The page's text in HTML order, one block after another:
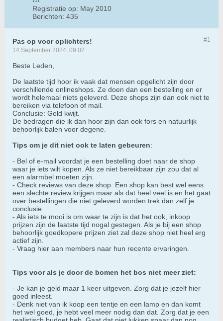
Registratie op: May 2010
Berichten: 435
#1
Pas op voor oplichters!
14 September 2024, 09:02
Beste Leden,
De laatste tijd hoor ik vaak dat mensen opgelicht zijn door
verschillende onlineshops. Ze doen dan een bestelling en er
wordt helemaal niets geleverd. Deze shops zijn dan ook niet te
bereiken via telefoon of mail.
Conclusie: Geld kwijt.
De bedragen die ik dan hoor zijn dan ook fors en natuurlijk
behoorlijk balen voor degene.
Tips om je dit niet ook te laten gebeuren:
- Bel of e-mail voordat je een bestelling doet naar de shop
waar je iets wilt kopen. Als ze niet bereikbaar zijn zou dat al
een alarmbel moeten zijn.
- Check reviews van deze shop. Een shop kan best wel eens
een slechte review krijgen maar als dat heel veel is en het gaat
over bestellingen die niet geleverd worden trek dan zelf je
conclusie
- Als iets te mooi is om waar te zijn is dat het ook, inkoop
prijzen zijn de laatste tijd nogal gestegen. Als je bij een shop
behoorlijk goedkopere prijzen ziet zal deze shop niet heel erg
actief zijn.
- Vraag hier aan members naar hun recente ervaringen.
Tips voor als je door de bomen het bos niet meer ziet:
- Je kan je geld maar 1 keer uitgeven. Zorg dat je jezelf hier
goed inleest.
- Denk niet van ik koop een tentje en een lamp en dan komt
het wel goed, je hebt veel meer nodig dan dat. Zorg dat je een